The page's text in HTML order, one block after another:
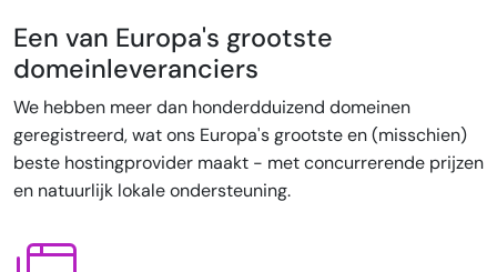
Een van Europa's grootste
domeinleveranciers
We hebben meer dan honderdduizend domeinen
geregistreerd, wat ons Europa's grootste en (misschien)
beste hostingprovider maakt - met concurrerende prijzen
en natuurlijk lokale ondersteuning.